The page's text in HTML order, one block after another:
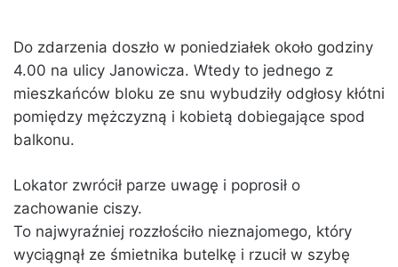
Do zdarzenia doszło w poniedziałek około godziny
4.00 na ulicy Janowicza. Wtedy to jednego z
mieszkańców bloku ze snu wybudziły odgłosy kłótni
pomiędzy mężczyzną i kobietą dobiegające spod
balkonu.
Lokator zwrócił parze uwagę i poprosił o
zachowanie ciszy.
To najwyraźniej rozzłościło nieznajomego, który
wyciągnął ze śmietnika butelkę i rzucił w szybę